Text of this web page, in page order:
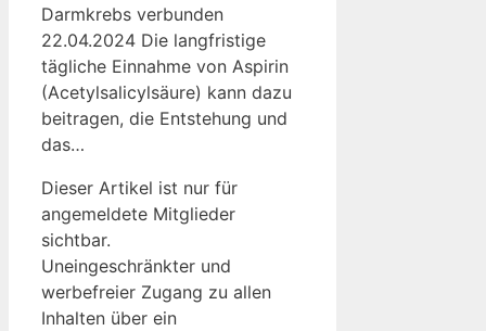
Darmkrebs verbunden
22.04.2024 Die langfristige
tägliche Einnahme von Aspirin
(Acetylsalicylsäure) kann dazu
beitragen, die Entstehung und
das…
Dieser Artikel ist nur für
angemeldete Mitglieder
sichtbar.
Uneingeschränkter und
werbefreier Zugang zu allen
Inhalten über ein